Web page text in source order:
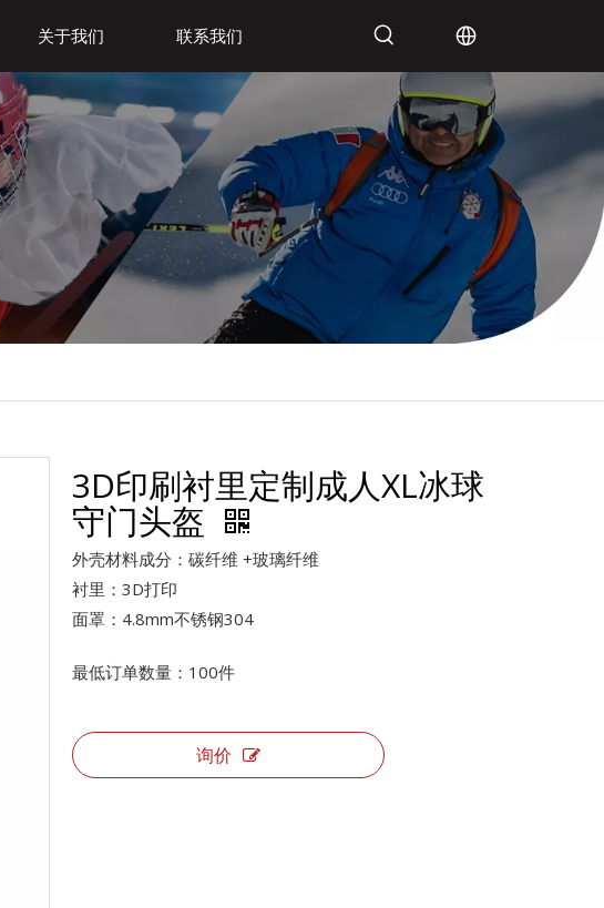
关于我们 联系我们
3D印刷衬里定制成人XL冰球
守门头盔
外壳材料成分：碳纤维 +玻璃纤维
衬里：3D打印
面罩：4.8mm不锈钢304
最低订单数量：100件
询价